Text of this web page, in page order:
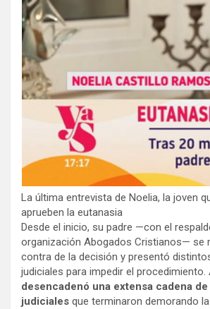
La última entrevista de Noelia, la joven
aprueben la eutanasia
Desde el inicio, su padre —con el
organización Abogados Cristianos— se
contra de la decisión y presentó
judiciales para impedir el procedimiento.
desencadenó una extensa cadena
judiciales que terminaron demorando